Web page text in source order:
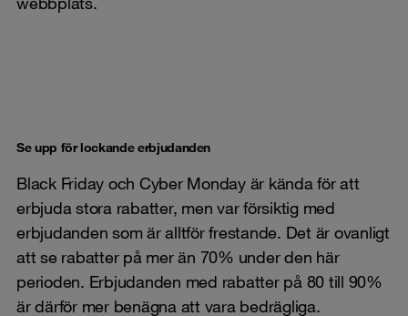
Se upp för lockande erbjudanden
Black Friday och Cyber Monday är kända för att
erbjuda stora rabatter, men var försiktig med
erbjudanden som är alltför frestande. Det är ovanligt
att se rabatter på mer än 70% under den här
perioden. Erbjudanden med rabatter på 80 till 90%
är därför mer benägna att vara bedrägliga.